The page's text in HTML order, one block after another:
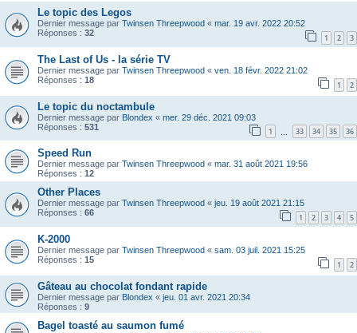
Le topic des Legos
Dernier message par Twinsen Threepwood « mar. 19 avr. 2022 20:52
Réponses : 32 1 2 3
The Last of Us - la série TV
Dernier message par Twinsen Threepwood « ven. 18 févr. 2022 21:02
Réponses : 18 1 2
Le topic du noctambule
Dernier message par Blondex « mer. 29 déc. 2021 09:03
Réponses : 531 1 33 34 35 36
Speed Run
Dernier message par Twinsen Threepwood « mar. 31 août 2021 19:56
Réponses : 12
Other Places
Dernier message par Twinsen Threepwood « jeu. 19 août 2021 21:15
Réponses : 66 1 2 3 4 5
K-2000
Dernier message par Twinsen Threepwood « sam. 03 juil. 2021 15:25
Réponses : 15 1 2
Gâteau au chocolat fondant rapide
Dernier message par Blondex « jeu. 01 avr. 2021 20:34
Réponses : 9
Bagel toasté au saumon fumé